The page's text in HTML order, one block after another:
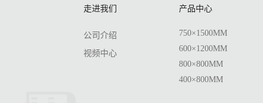
走进我们
公司介绍
视频中心
产品中心
750×1500MM
600×1200MM
800×800MM
400×800MM